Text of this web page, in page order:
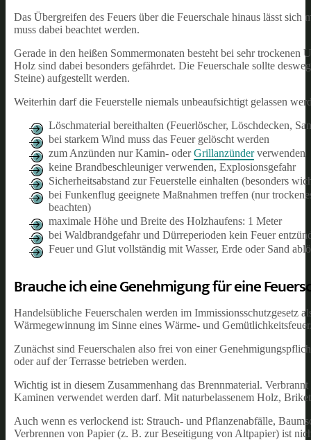
Das Übergreifen des Feuers über die Feuerschale hinaus lässt
muss dabei beachtet werden.
Gerade in den heißen Sommermonaten besteht bei sehr trockenen
Holz sind dabei besonders gefährdet. Die Feuerschale sollte
Steine) aufgestellt werden.
Weiterhin darf die Feuerstelle niemals unbeaufsichtigt gelassen
Löschmaterial bereithalten (Feuerlöscher, Löschdecken,
bei starkem Wind muss das Feuer gelöscht werden
zum Anzünden nur Kamin- oderGrillanzünderverwenden
keine Brandbeschleuniger verwenden, Explosionsgefahr
Sicherheitsabstand zur Feuerstelle einhalten (besonders
bei Funkenflug geeignete Maßnahmen treffen (nur
beachten)
maximale Höhe und Breite des Holzhaufens: 1 Meter
bei Waldbrandgefahr und Dürreperioden kein Feuer
Feuer und Glut vollständig mit Wasser, Erde oder Sand
Brauche ich eine Genehmigung für eine
Handelsübliche Feuerschalen werden im Immissionsschutzgesetz
Wärmegewinnung im Sinne eines Wärme- und
Zunächst sind Feuerschalen also frei von einer
oder auf der Terrasse betrieben werden.
Wichtig ist in diesem Zusammenhang das Brennmaterial.
Kaminen verwendet werden darf. Mit naturbelassenem Holz,
Auch wenn es verlockend ist: Strauch- und Pflanzenabfälle,
Verbrennen von Papier (z. B. zur Beseitigung von Altpapier) ist